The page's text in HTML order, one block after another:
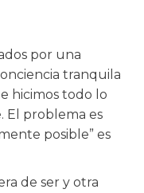
por una
tranquila
hicimos todo lo
El problema es
posible” es
de ser y otra